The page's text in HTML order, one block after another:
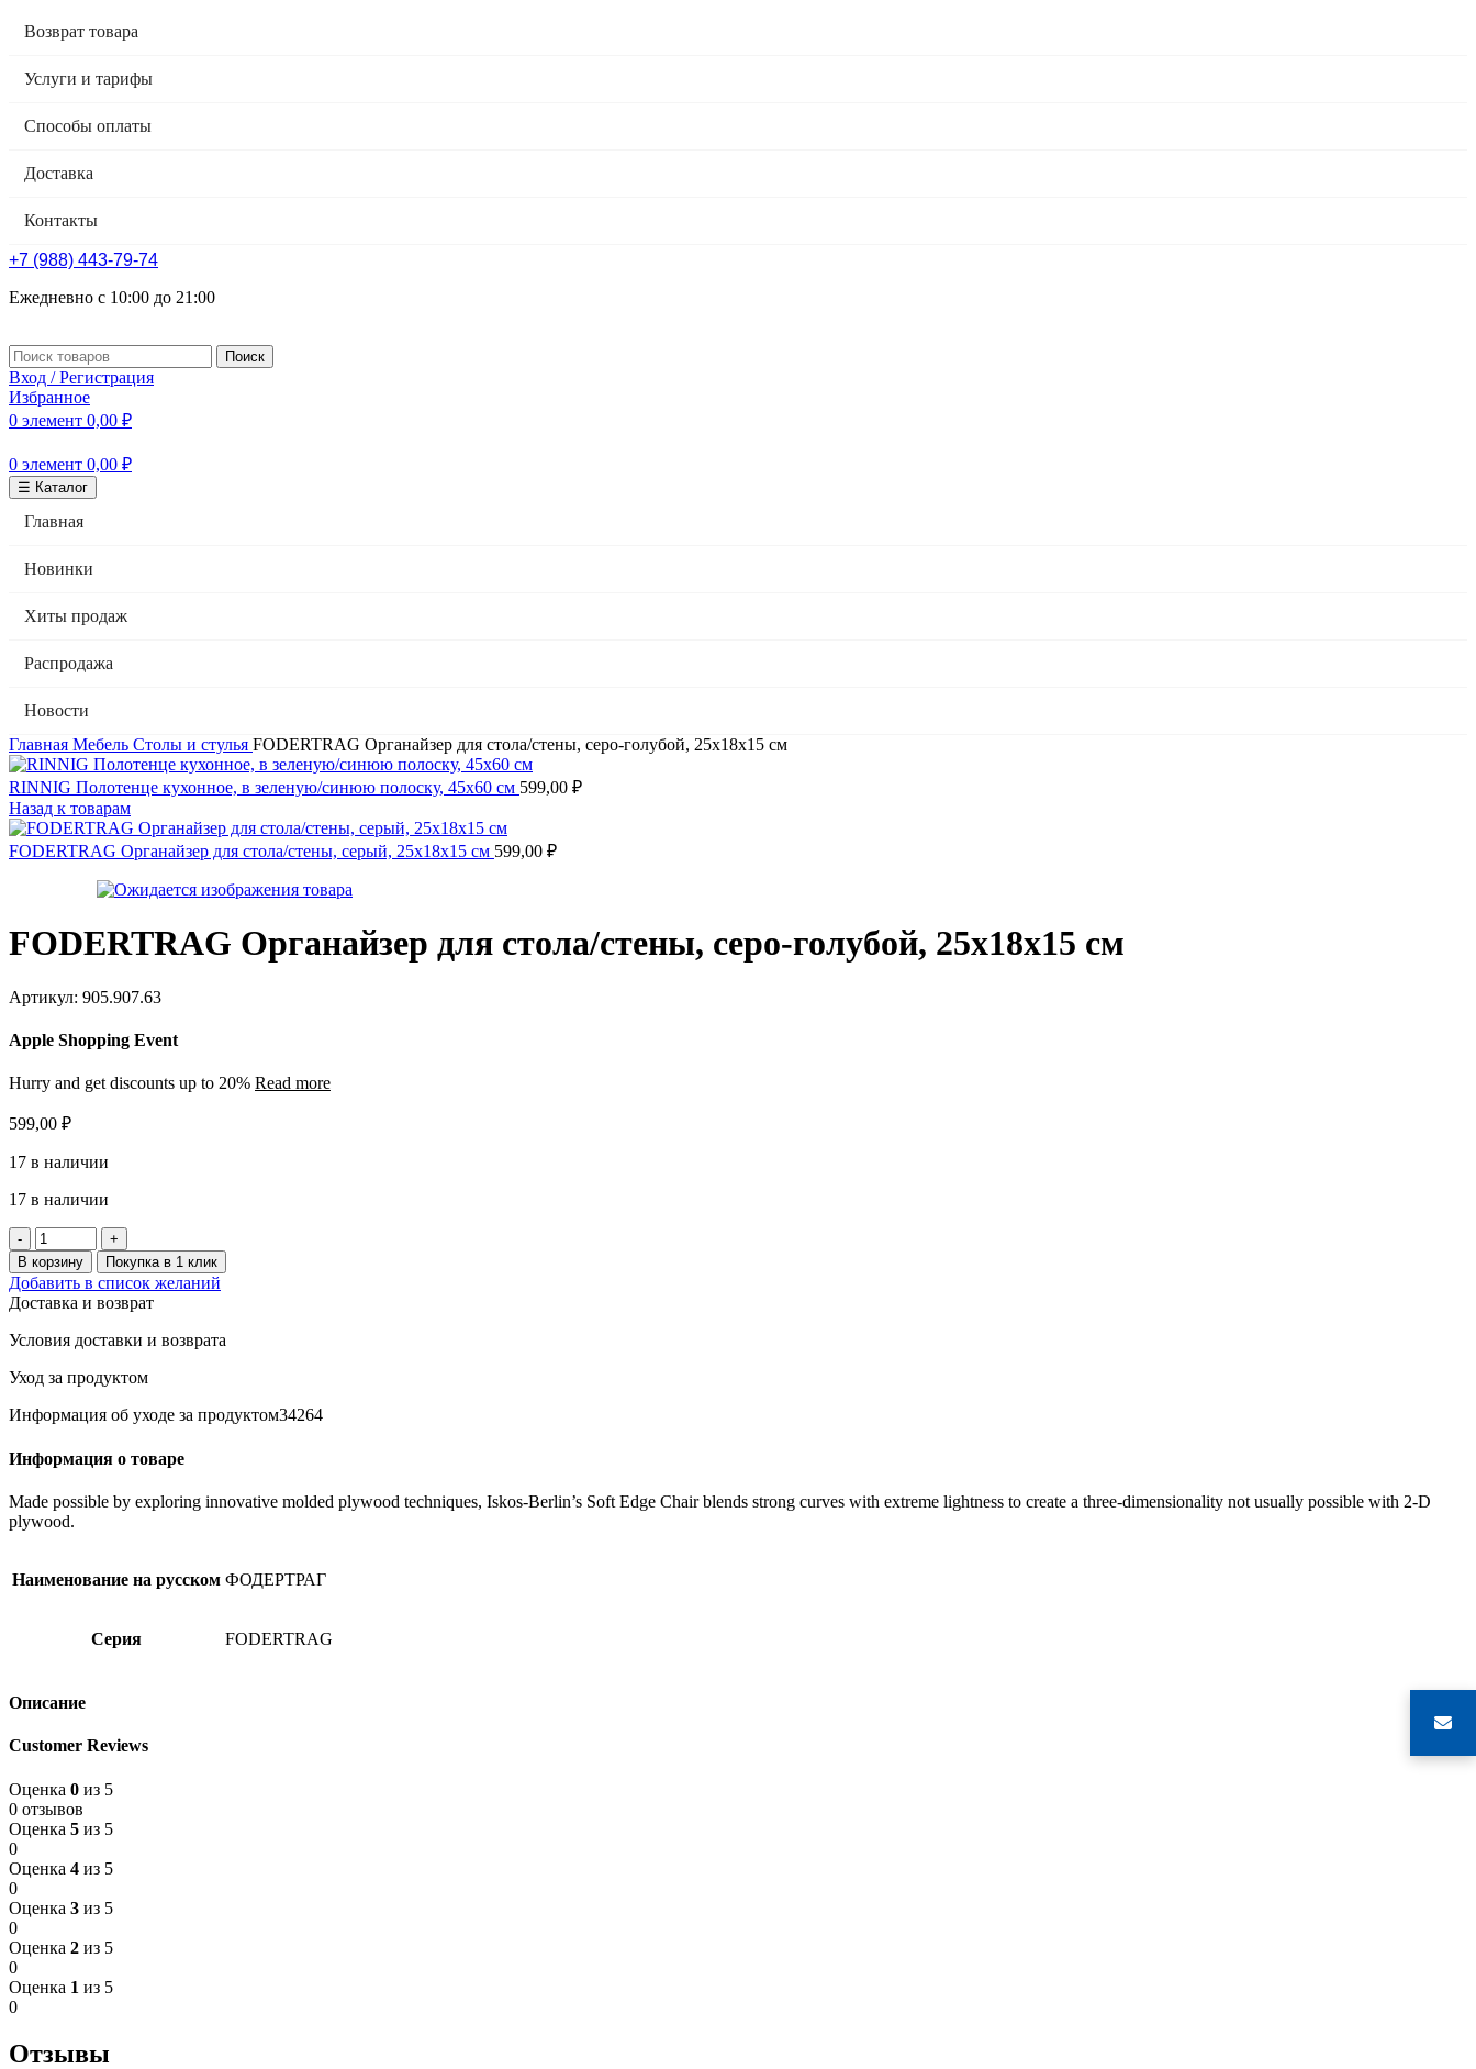
Возврат товара
Услуги и тарифы
Способы оплаты
Доставка
Контакты
+7 (988) 443-79-74
Ежедневно с 10:00 до 21:00
Поиск
Вход / Регистрация
Избранное
0 элемент 0,00 ₽
0 элемент 0,00 ₽
☰ Каталог
Главная
Новинки
Хиты продаж
Распродажа
Новости
Главная Мебель Столы и стулья FODERTRAG Органайзер для стола/стены, серо-голубой, 25x18x15 см
RINNIG Полотенце кухонное, в зеленую/синюю полоску, 45x60 см 599,00 ₽
Назад к товарам
FODERTRAG Органайзер для стола/стены, серый, 25x18x15 см 599,00 ₽
FODERTRAG Органайзер для стола/стены, серо-голубой, 25x18x15 см
Артикул: 905.907.63
Apple Shopping Event
Hurry and get discounts up to 20% Read more
599,00 ₽
17 в наличии
17 в наличии
Количество
товара
FODERTRAG
Органайзер
для
стола/
стены,
серо-
25x18x15
В корзину Покупка в 1 клик
Добавить в список желаний
Доставка и возврат
Условия доставки и возврата
Уход за продуктом
Информация об уходе за продуктом34264
Информация о товаре
Made possible by exploring innovative molded plywood techniques, Iskos-Berlin’s Soft Edge Chair blends strong curves with extreme lightness to create a three-dimensionality not usually possible with 2-D
plywood.
Наименование на русском ФОДЕРТРАГ
Серия FODERTRAG
Описание
Customer Reviews
Оценка 0 из 5
0 отзывов
Оценка 5 из 5
0
Оценка 4 из 5
0
Оценка 3 из 5
0
Оценка 2 из 5
0
Оценка 1 из 5
0
Отзывы